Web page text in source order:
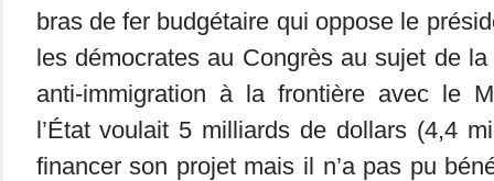
bras de fer budgétaire qui oppose le
les démocrates au Congrès au sujet de
anti-immigration à la frontière avec le
l’État voulait 5 milliards de dollars (4,4
financer son projet mais il n’a pas pu